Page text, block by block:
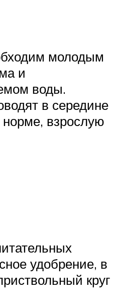
молодым
и
воды.
в середине
взрослую
удобрение, в
круг